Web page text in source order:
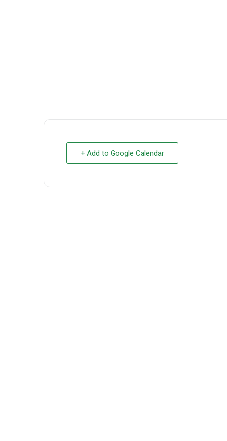
+ Add to Google Calendar